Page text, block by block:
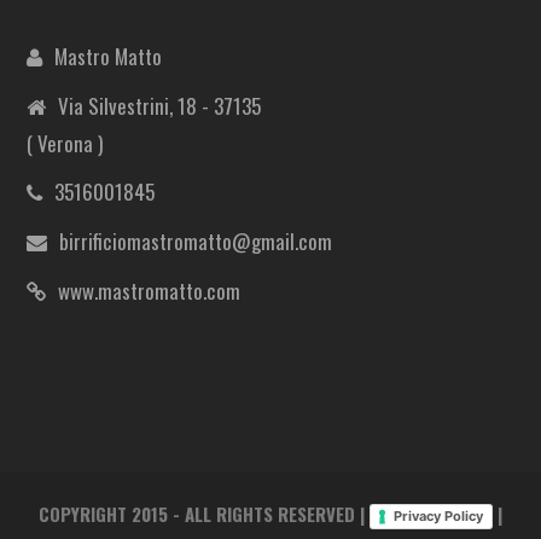
Mastro Matto
Via Silvestrini, 18 - 37135
( Verona )
3516001845
birrificiomastromatto@gmail.com
www.mastromatto.com
COPYRIGHT 2015 - ALL RIGHTS RESERVED | Privacy Policy |